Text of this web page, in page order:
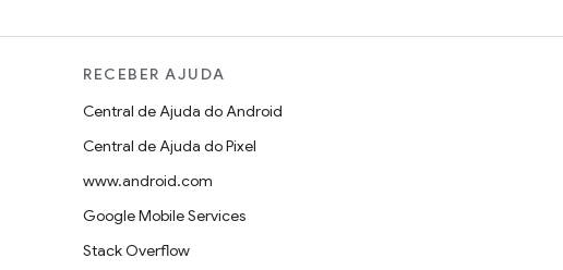
RECEBER AJUDA
Central de Ajuda do Android
Central de Ajuda do Pixel
www.android.com
Google Mobile Services
Stack Overflow